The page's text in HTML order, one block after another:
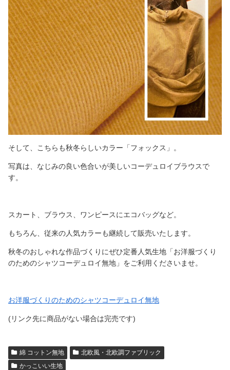
そして、こちらも秋冬らしいカラー「フォックス」。
写真は、なじみの良い色合いが美しいコーデュロイブラウスで
す。
スカート、ブラウス、ワンピースにエコバッグなど。
もちろん、従来の人気カラーも継続して販売いたします。
秋冬のおしゃれな作品づくりにぜひ定番人気生地「お洋服づくり
のためのシャツコーデュロイ無地」をご利用くださいませ。
お洋服づくりのためのシャツコーデュロイ無地
(リンク先に商品がない場合は完売です)
綿 コットン無地
北欧風・北欧調ファブリック
かっこいい生地